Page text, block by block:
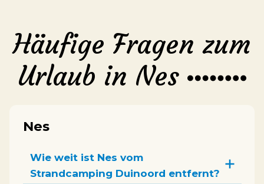
Häufige Fragen zum
Urlaub in Nes
Nes
Wie weit ist Nes vom
Strandcamping Duinoord entfernt?